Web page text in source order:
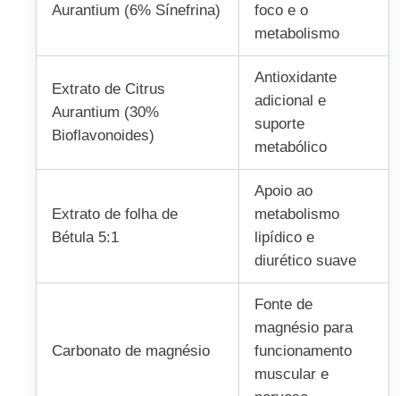
Aurantium (6% Sínefrina)
foco e o
metabolismo
Extrato de Citrus
Aurantium (30%
Bioflavonoides)
Antioxidante
adicional e
suporte
metabólico
Extrato de folha de
Bétula 5:1
Apoio ao
metabolismo
lipídico e
diurético suave
Carbonato de magnésio
Fonte de
magnésio para
funcionamento
muscular e